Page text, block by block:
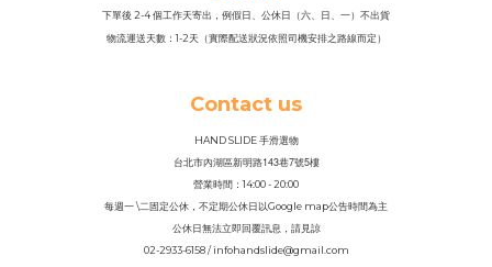
下單後 2-4 個工作天寄出，例假日、公休日（六、日、一）不出貨
物流運送天數：1-2天（實際配送狀況依照司機安排之路線而定）
Contact us
HAND SLIDE 手滑選物
台北市內湖區新明路143巷7號5樓
營業時間：14:00 - 20:00
每週一 \二固定公休，不定期公休日以Google map公告時間為主
公休日無法立即回覆訊息，請見諒
02-2933-6158 / infohandslide@gmail.com